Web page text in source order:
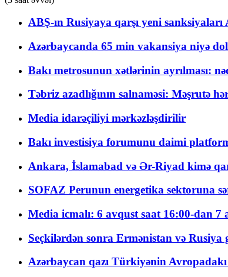
ABŞ-ın Rusiyaya qarşı yeni
Azərbaycanda 65 min vakansiya niyə
Bakı metrosunun xətlərinin ayrılması:
Təbriz azadlığının salnaməsi: Məşrutə
Media idarəçiliyi mərkəzləşdirilir
Bakı investisiya forumunu daimi
Ankara, İslamabad və Ər-Riyad kimə
SOFAZ Perunun energetika sektoruna
Media icmalı: 6 avqust saat 16:00-dan 7
Seçkilərdən sonra Ermənistan və Rusiya
Azərbaycan qazı Türkiyənin